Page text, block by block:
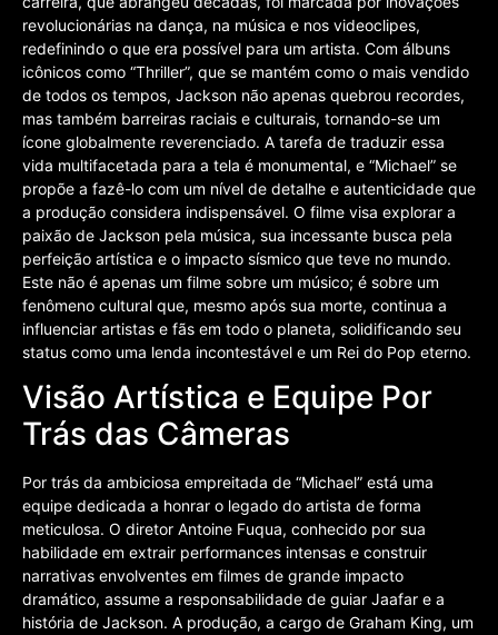
revolucionárias na dança, na música e nos videoclipes,
redefinindo o que era possível para um artista. Com álbuns
icônicos como “Thriller”, que se mantém como o mais vendido
de todos os tempos, Jackson não apenas quebrou recordes,
mas também barreiras raciais e culturais, tornando-se um
ícone globalmente reverenciado. A tarefa de traduzir essa
vida multifacetada para a tela é monumental, e “Michael” se
propõe a fazê-lo com um nível de detalhe e autenticidade que
a produção considera indispensável. O filme visa explorar a
paixão de Jackson pela música, sua incessante busca pela
perfeição artística e o impacto sísmico que teve no mundo.
Este não é apenas um filme sobre um músico; é sobre um
fenômeno cultural que, mesmo após sua morte, continua a
influenciar artistas e fãs em todo o planeta, solidificando seu
status como uma lenda incontestável e um Rei do Pop eterno.
Visão Artística e Equipe Por
Trás das Câmeras
Por trás da ambiciosa empreitada de “Michael” está uma
equipe dedicada a honrar o legado do artista de forma
meticulosa. O diretor Antoine Fuqua, conhecido por sua
habilidade em extrair performances intensas e construir
narrativas envolventes em filmes de grande impacto
dramático, assume a responsabilidade de guiar Jaafar e a
história de Jackson. A produção, a cargo de Graham King, um